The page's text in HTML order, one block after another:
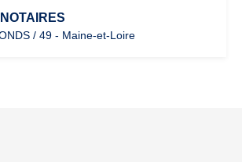
/ 49 - Maine-et-Loire